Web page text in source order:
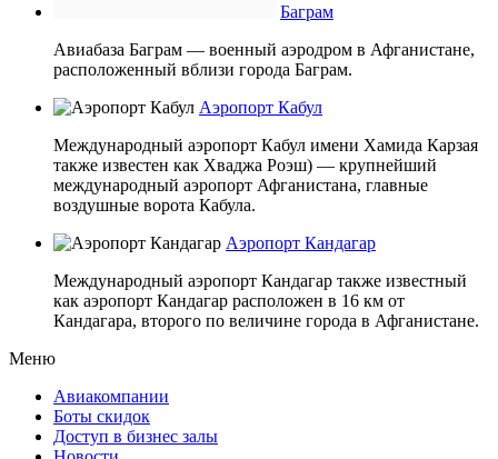
Баграм
Авиабаза Баграм — военный аэродром в Афганистане,
расположенный вблизи города Баграм.
Аэропорт Кабул
Международный аэропорт Кабул имени Хамида Карзая
также известен как Хваджа Роэш) — крупнейший
международный аэропорт Афганистана, главные
воздушные ворота Кабула.
Аэропорт Кандагар
Международный аэропорт Кандагар также известный
как аэропорт Кандагар расположен в 16 км от
Кандагара, второго по величине города в Афганистане.
Меню
Авиакомпании
Боты скидок
Доступ в бизнес залы